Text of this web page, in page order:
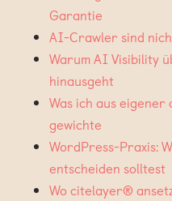
Garantie
AI-Crawler sind
Warum AI Visibility
hinausgeht
Was ich aus
gewichte
WordPress-Praxis:
entscheiden solltest
Wo citelayer®